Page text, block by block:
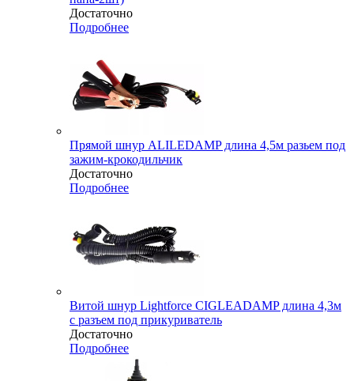
Достаточно
Подробнее
Прямой шнур ALILEDAMP длина 4,5м разьем под
зажим-крокодильчик
Достаточно
Подробнее
Витой шнур Lightforce CIGLEADAMP длина 4,3м
с разъем под прикуриватель
Достаточно
Подробнее